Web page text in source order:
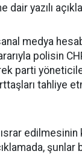
yazılı
medya
polisin
parti
tahliye
şunlar